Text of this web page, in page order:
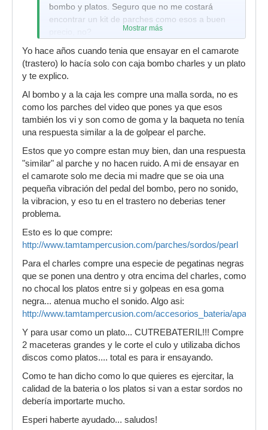
cerca será para tí... como veo que eres de
Barcelona, pues eso...
bombo y platos. Seguro que no me costará
encontrar un kit de parches como esos a buen
Mostrar más
Yo hace años cuando tenia que ensayar en el camarote
(trastero) lo hacía solo con caja bombo charles y un plato
y te explico.
Al bombo y a la caja les compre una malla sorda, no es
como los parches del video que pones ya que esos
también los vi y son como de goma y la baqueta no tenía
una respuesta similar a la de golpear el parche.
Estos que yo compre estan muy bien, dan una respuesta
"similar" al parche y no hacen ruido. A mi de ensayar en
el camarote solo me decia mi madre que se oia una
pequeña vibración del pedal del bombo, pero no sonido,
la vibracion, y eso tu en el trastero no deberias tener
problema.
Esto es lo que compre:
http://www.tamtampercusion.com/parches/sordos/pearl
Para el charles compre una especie de pegatinas negras
que se ponen una dentro y otra encima del charles, como
no chocal los platos entre si y golpeas en esa goma
negra... atenua mucho el sonido. Algo asi:
http://www.tamtampercusion.com/accesorios_bateria/
Y para usar como un plato... CUTREBATERIL!!! Compre
2 maceteras grandes y le corte el culo y utilizaba dichos
discos como platos.... total es para ir ensayando.
Como te han dicho como lo que quieres es ejercitar, la
calidad de la bateria o los platos si van a estar sordos no
debería importarte mucho.
Esperi haberte ayudado... saludos!